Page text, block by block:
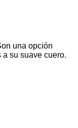
una opción
su suave cuero.